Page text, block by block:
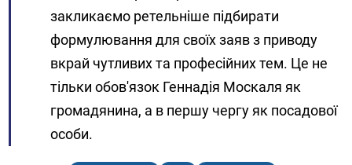
закликаємо ретельніше підбирати
формулювання для своїх заяв з приводу
вкрай чутливих та професійних тем. Це не
тільки обов'язок Геннадія Москаля як
громадянина, а в першу чергу як посадової
особи.